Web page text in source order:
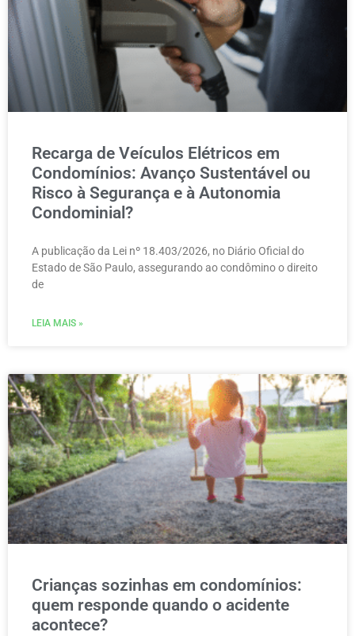
Recarga de Veículos Elétricos em
Condomínios: Avanço Sustentável ou
Risco à Segurança e à Autonomia
Condominial?
A publicação da Lei nº 18.403/2026, no Diário Oficial do
Estado de São Paulo, assegurando ao condômino o direito
de
LEIA MAIS »
Crianças sozinhas em condomínios:
quem responde quando o acidente
acontece?